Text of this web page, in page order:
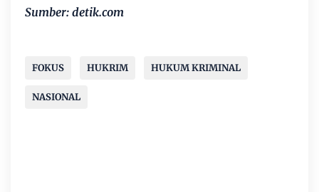
Sumber: detik.com
FOKUS HUKRIM HUKUM KRIMINAL
NASIONAL